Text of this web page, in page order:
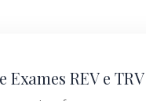
Exames REV e TRV